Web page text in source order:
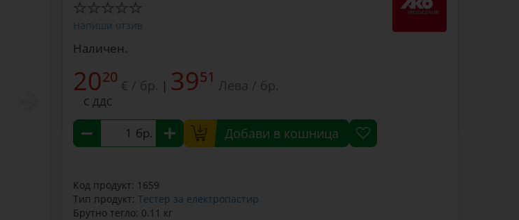
Напиши отзив
Наличен.
2020 € / бр. | 3951 Лева / бр.
С ДДС
бр. Добави в кошница
Код продукт: 1659
Тип продукт: Тестер за електропастир
Брутно тегло: 0.11 кг